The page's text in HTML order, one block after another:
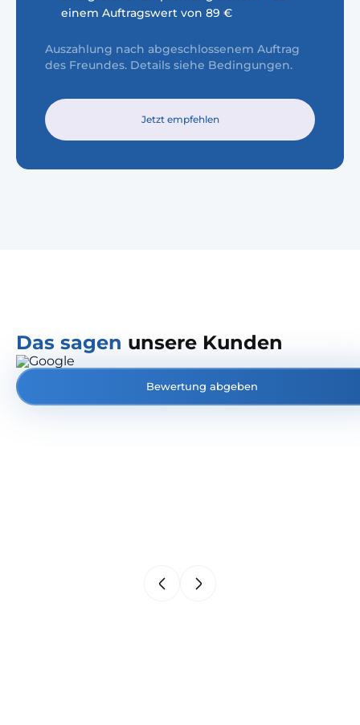
einem Auftragswert von 89 €
Auszahlung nach abgeschlossenem Auftrag
des Freundes. Details siehe Bedingungen.
Jetzt empfehlen
Das sagen unsere Kunden
Bewertung abgeben